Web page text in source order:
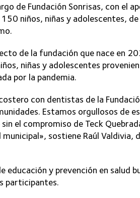
de Fundación Sonrisas, con el
niños, niñas y adolescentes,
de la fundación que nace en
niñas y adolescentes
por la pandemia.
con dentistas de la
Estamos orgullosos de
el compromiso de Teck
sostiene Raúl Valdivia,
educación y prevención en salud
participantes.